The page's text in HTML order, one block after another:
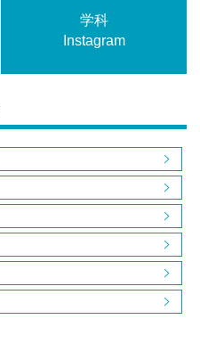
学科
Instagram